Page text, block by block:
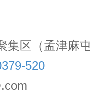
集区（孟津麻
520